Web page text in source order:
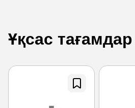
Ұқсас тағамдар